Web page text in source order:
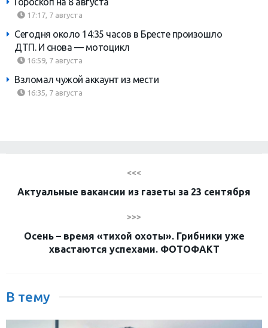
17:17, 7 августа
Сегодня около 14:35 часов в Бресте произошло
ДТП. И снова — мотоцикл
16:59, 7 августа
Взломал чужой аккаунт из мести
16:35, 7 августа
<<<
Актуальные вакансии из газеты за 23 сентября
>>>
Осень – время «тихой охоты». Грибники уже
хвастаются успехами. ФОТОФАКТ
В тему